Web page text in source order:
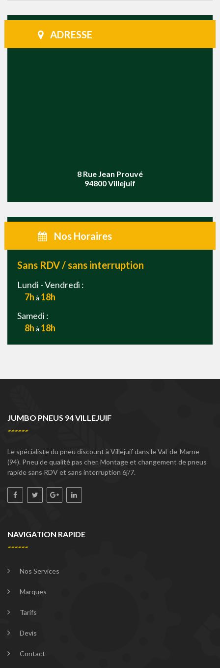
ADRESSE
8 Rue Jean Prouvé
94800 Villejuif
Nos Horaires
Sans RDV / sans interruption
Lundi - Vendredi :
7h à 18h
Samedi :
8h à 18h
JUMBO PNEUS 94 VILLEJUIF
Le spécialiste du pneu discount à Villejuif dans le Val-de-Marne
(94). Pneu de qualité pas cher. Montage et changement de pneus
rapide sans RDV et sans interruption 6j/7.
NAVIGATION RAPIDE
Nos Services
Marques
Tarifs
Devis
Contact